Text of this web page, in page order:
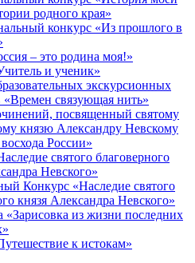
родного края»
конкурс «Из прошлого в
– это родина моя!»
и ученик»
экскурсионных
связующая нить»
посвященный святому
князю Александру Невскому
России»
святого благоверного
Невского»
Конкурс «Наследие святого
князя Александра Невского»
из жизни последних
к истокам»